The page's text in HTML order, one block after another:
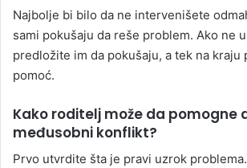
Najbolje bi bilo da ne intervenišete
sami pokušaju da reše problem. Ako ne
predložite im da pokušaju, a tek na kraju
pomoć.
Kako roditelj može da pomogne
međusobni konflikt?
Prvo utvrdite šta je pravi uzrok